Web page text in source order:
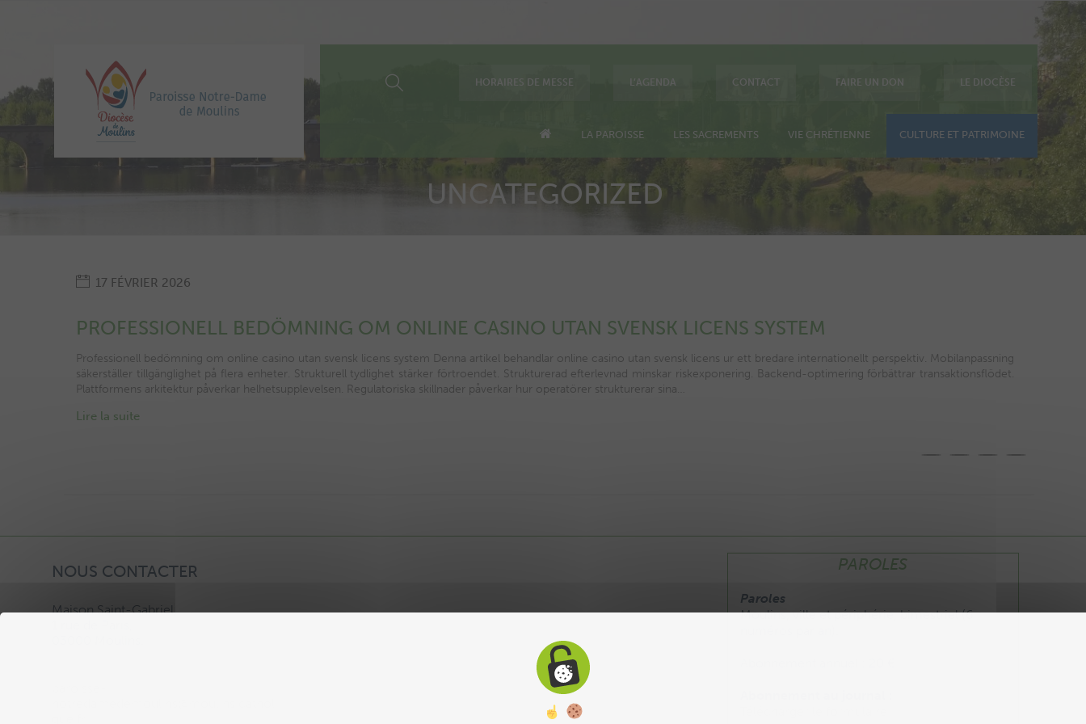
HORAIRES DE MESSE L’AGENDA CONTACT FAIRE UN DON LE DIOCÈSE
LA PAROISSE LES SACREMENTS VIE CHRÉTIENNE CULTURE ET PATRIMOINE
UNCATEGORIZED
17 FÉVRIER 2026
PROFESSIONELL BEDÖMNING OM ONLINE CASINO UTAN SVENSK LICENS SYSTEM
Professionell bedömning om online casino utan svensk licens system Denna artikel behandlar online casino utan svensk licens ur ett bredare internationellt perspektiv. Mobilanpassning
säkerställer tillgänglighet på flera enheter. Strukturell tydlighet stärker förtroendet. Strukturerad efterlevnad minskar riskexponering. Backend-optimering förbättrar transaktionsflödet.
Plattformens arkitektur påverkar helhetsupplevelsen. Regulatoriska skillnader påverkar hur operatörer strukturerar sina…
Lire la suite
NOUS CONTACTER
Maison Saint-Gabriel,
PAROLES
Paroles
Moulins, ville et périphérie, bimestriel (6